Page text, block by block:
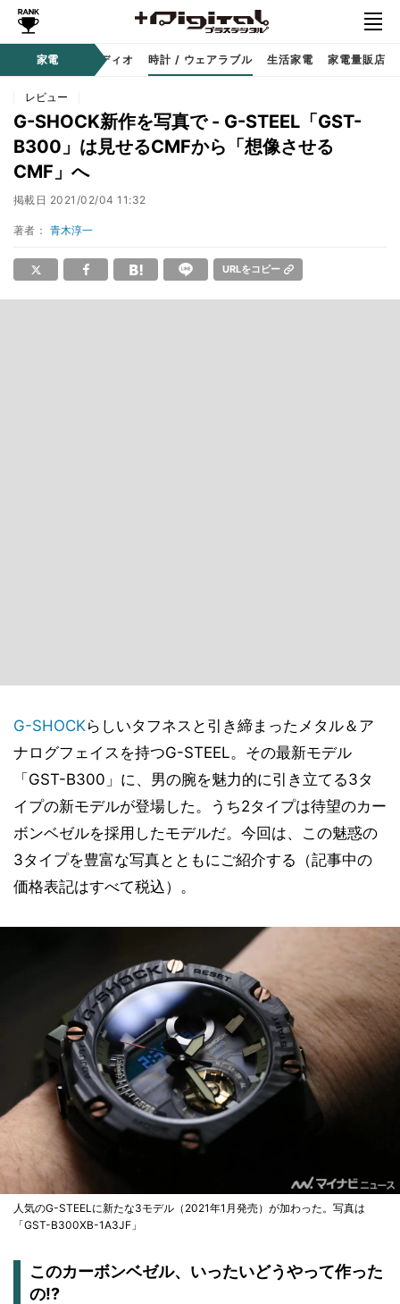
家電
サウンド / オーディオ 時計 / ウェアラブル 生活家電 家電量販店
レビュー
G-SHOCK新作を写真で - G-STEEL「GST-
B300」は見せるCMFから「想像させる
CMF」へ
掲載日 2021/02/04 11:32
著者： 青木淳一
URLをコピー
G-SHOCKらしいタフネスと引き締まったメタル＆ア
ナログフェイスを持つG-STEEL。その最新モデル
「GST-B300」に、男の腕を魅力的に引き立てる3タ
イプの新モデルが登場した。うち2タイプは待望のカー
ボンベゼルを採用したモデルだ。今回は、この魅惑の
3タイプを豊富な写真とともにご紹介する（記事中の
価格表記はすべて税込）。
人気のG-STEELに新たな3モデル（2021年1月発売）が加わった。写真は
「GST-B300XB-1A3JF」
このカーボンベゼル、いったいどうやって作った
の!?